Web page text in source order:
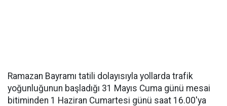
Ramazan Bayramı tatili dolayısıyla yollarda trafik
yoğunluğunun başladığı 31 Mayıs Cuma günü mesai
bitiminden 1 Haziran Cumartesi günü saat 16.00'ya